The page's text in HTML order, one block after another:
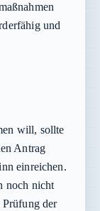
und
will, sollte
Antrag
einreichen.
noch nicht
Prüfung der